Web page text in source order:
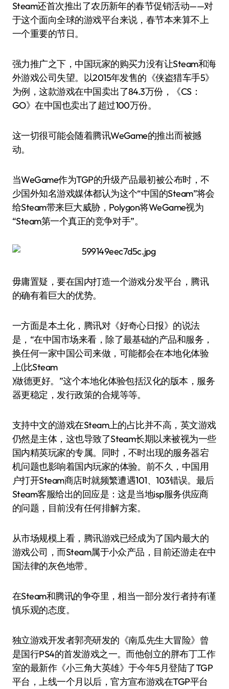
Steam还首次推出了农历新年的春节促销活动——对
于这个面向全球的游戏平台来说，春节本来算不上
一个重要的节日。
强力推广之下，中国玩家的购买力没有让Steam和海
外游戏公司失望。以2015年发售的《侠盗猎车手5》
为例，这款游戏在中国卖出了84.3万份，《CS：
GO》在中国也卖出了超过100万份。
这一切很可能会随着腾讯WeGame的推出而被撼
动。
当WeGame作为TGP的升级产品最初被公布时，不
少国外知名游戏媒体都认为这个“中国的Steam”将会
给Steam带来巨大威胁，Polygon将WeGame视为
“Steam第一个真正的竞争对手”。
毋庸置疑，要在国内打造一个游戏分发平台，腾讯
的确有着巨大的优势。
一方面是本土化，腾讯对《好奇心日报》的说法
是，“在中国市场来看，除了最基础的产品和服务，
换任何一家中国公司来做，可能都会在本地化体验
上(比Steam
)做德更好。”这个本地化体验包括汉化的版本，服务
器更稳定，发行政策的合规等等。
支持中文的游戏在Steam上的占比并不高，英文游戏
仍然是主体，这也导致了Steam长期以来被视为一些
国内精英玩家的专属。同时，不时出现的服务器宕
机问题也影响着国内玩家的体验。前不久，中国用
户打开Steam商店时就频繁遭遇101、103错误。最后
Steam客服给出的回应是：这是当地isp服务供应商
的问题，目前没有任何排解方案。
从市场规模上看，腾讯游戏已经成为了国内最大的
游戏公司，而Steam属于小众产品，目前还游走在中
国法律的灰色地带。
在Steam和腾讯的争夺里，相当一部分发行者持有谨
慎乐观的态度。
独立游戏开发者郭亮研发的《南瓜先生大冒险》曾
是国行PS4的首发游戏之一。而他创立的胖布丁工作
室的最新作《小三角大英雄》于今年5月登陆了TGP
平台，上线一个月以后，官方宣布游戏在TGP平台